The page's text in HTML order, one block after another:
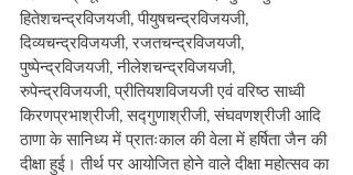
हितेशचन्द्रविजयजी, पीयुषचन्द्रविजयजी,
दिव्यचन्द्रविजयजी, रजतचन्द्रविजयजी,
पुष्पेन्द्रविजयजी, नीलेशचन्द्रविजयजी,
रुपेन्द्रविजयजी, प्रीतियशविजयजी एवं वरिष्ठ साध्वी
किरणप्रभाश्रीजी, सद्गुणाश्रीजी, संघवणश्रीजी आदि
ठाणा के सानिध्य में प्रातःकाल की वेला में हर्षिता जैन की
दीक्षा हुई। तीर्थ पर आयोजित होने वाले दीक्षा महोत्सव का